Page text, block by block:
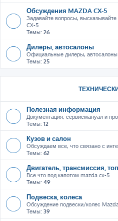
Обсуждения MAZDA CX-5
Задавайте вопросы,
CX-5
Темы: 26
Дилеры, автосалоны
Официальные дилеры,
Темы: 25
Полезная информация
Документация, сервисмануал и
Темы: 12
Кузов и салон
Обсуждаем все, что связано с
Темы: 62
Двигатель, трансмиссия,
Все что под капотом mazda cx-5
Темы: 49
Подвеска, колеса
Обсуждение подвески/колес
Темы: 39